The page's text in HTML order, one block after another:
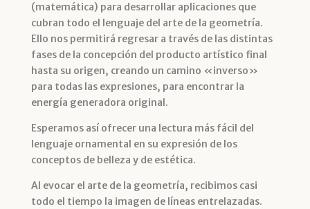
(matemática) para desarrollar aplicaciones que
cubran todo el lenguaje del arte de la geometría.
Ello nos permitirá regresar a través de las distintas
fases de la concepción del producto artístico final
hasta su origen, creando un camino «inverso»
para todas las expresiones, para encontrar la
energía generadora original.
Esperamos así ofrecer una lectura más fácil del
lenguaje ornamental en su expresión de los
conceptos de belleza y de estética.
Al evocar el arte de la geometría, recibimos casi
todo el tiempo la imagen de líneas entrelazadas.